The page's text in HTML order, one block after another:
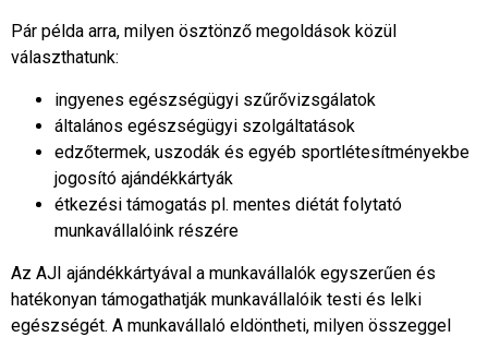
Pár példa arra, milyen ösztönző megoldások közül
választhatunk:
ingyenes egészségügyi szűrővizsgálatok
általános egészségügyi szolgáltatások
edzőtermek, uszodák és egyéb sportlétesítményekbe
jogosító ajándékkártyák
étkezési támogatás pl. mentes diétát folytató
munkavállalóink részére
Az AJI ajándékkártyával a munkavállalók egyszerűen és
hatékonyan támogathatják munkavállalóik testi és lelki
egészségét. A munkavállaló eldöntheti, milyen összeggel